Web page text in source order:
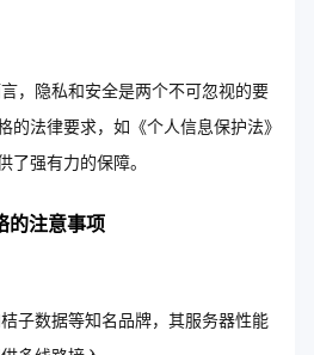
，隐私和安全是两个不可忽视的要
的法律要求，如《个人信息保护法》
了强有力的保障。
的注意事项
子数据等知名品牌，其服务器性能